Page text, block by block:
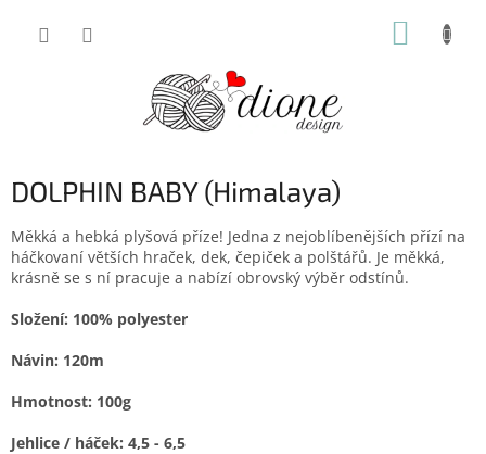
DOLPHIN BABY (Himalaya)
Měkká a hebká plyšová příze! Jedna z nejoblíbenějších přízí na
háčkovaní větších hraček, dek, čepiček a polštářů. Je měkká,
krásně se s ní pracuje a nabízí obrovský výběr odstínů.
Složení: 100% polyester
Návin: 120m
Hmotnost: 100g
Jehlice / háček: 4,5 - 6,5